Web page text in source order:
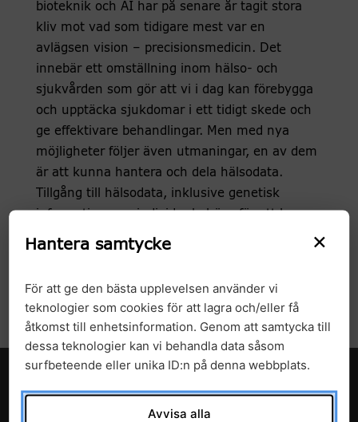
bioteknik och AI har på senare år tagit stora
kliv mot vad som tidigare mest var en
avlägsen vision – precisionsmedicin. Det
innebär ett omställning inom hälso- och
sjukvården som gör att vi i dag kan förebygga
och upptäcka sjukdomar i ett tidigt skede och
ge effektivare behandlingar. Men med nya
möjligheter följer även utmaningar, en av dem
är att kunna hantera och dela hälsodata.
Tillgång till hälsodata, inklusive genetisk
information, om individer behövs för att kunna
fortsätta att utveckla och implementera
precisionsmedicin i sjukvården. Är du beredd
och dina medmänniskor?
×
Hantera samtycke
För att ge den bästa upplevelsen använder vi
teknologier som cookies för att lagra och/eller få
åtkomst till enhetsinformation. Genom att samtycka till
dessa teknologier kan vi behandla data såsom
surfbeteende eller unika ID:n på denna webbplats.
Avvisa alla